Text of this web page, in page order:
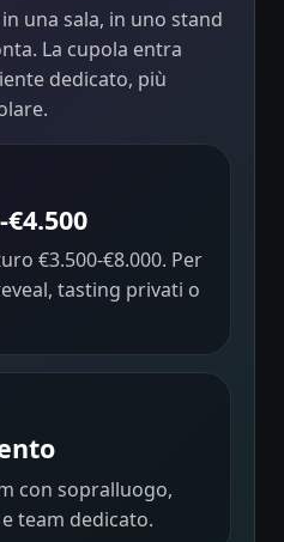
una sala, in uno stand
La cupola entra
dedicato, più
€3.500-€8.000. Per
tasting privati o
con sopralluogo,
team dedicato.